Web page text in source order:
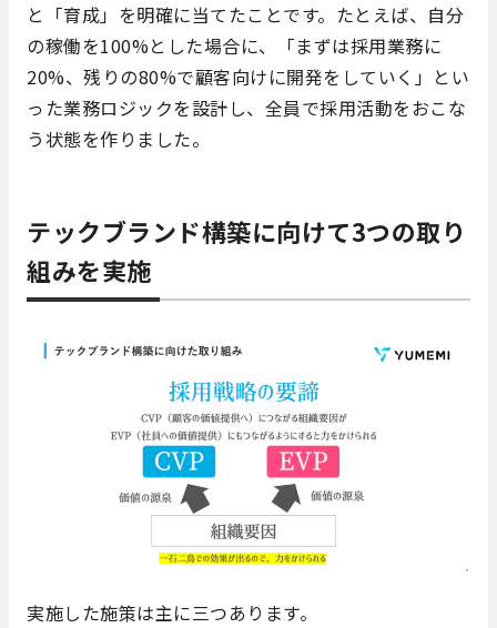
と「育成」を明確に当てたことです。たとえば、自分
の稼働を100%とした場合に、「まずは採用業務に
20%、残りの80%で顧客向けに開発をしていく」とい
った業務ロジックを設計し、全員で採用活動をおこな
う状態を作りました。
テックブランド構築に向けて3つの取り
組みを実施
実施した施策は主に三つあります。